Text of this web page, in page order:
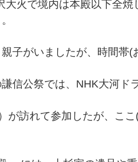
大火で境内は本殿以下全焼
子がいましたが、時間帯
信公祭では、NHK大河ド
が訪れて参加したが、こ